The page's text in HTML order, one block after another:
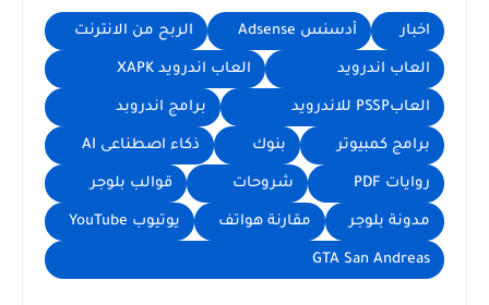
اخبار أدسنس Adsense الربح من الانترنت
العاب اندرويد العاب اندرويد XAPK
العابPSSP للاندرويد برامج اندروبد
برامج كمبيوتر بنوك ذكاء اصطناعى AI
روايات PDF شروحات قوالب بلوجر
مدونة بلوجر مقارنة هواتف يوتيوب YouTube
GTA San Andreas